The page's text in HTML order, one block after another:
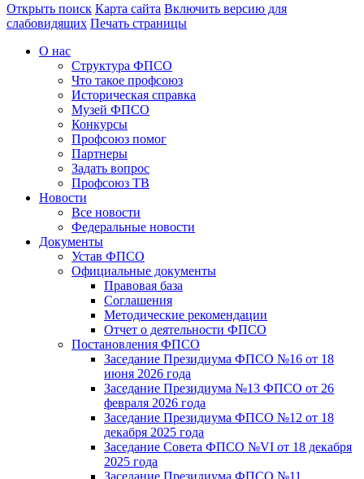
Открыть поиск Карта сайта Включить версию для
слабовидящих Печать страницы
О нас
Структура ФПСО
Что такое профсоюз
Историческая справка
Музей ФПСО
Конкурсы
Профсоюз помог
Партнеры
Задать вопрос
Профсоюз ТВ
Новости
Все новости
Федеральные новости
Документы
Устав ФПСО
Официальные документы
Правовая база
Соглашения
Методические рекомендации
Отчет о деятельности ФПСО
Постановления ФПСО
Заседание Президиума ФПСО №16 от 18
июня 2026 года
Заседание Президиума №13 ФПСО от 26
февраля 2026 года
Заседание Президиума ФПСО №12 от 18
декабря 2025 года
Заседание Совета ФПСО №VI от 18 декабря
2025 года
Заседание Президиума ФПСО №11